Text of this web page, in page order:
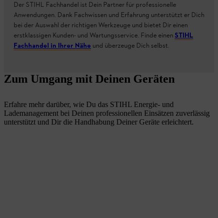
Der STIHL Fachhandel ist Dein Partner für professionelle
Anwendungen. Dank Fachwissen und Erfahrung unterstützt er Dich
bei der Auswahl der richtigen Werkzeuge und bietet Dir einen
erstklassigen Kunden- und Wartungsservice. Finde einen STIHL
Fachhandel in Ihrer Nähe und überzeuge Dich selbst.
Zum Umgang mit Deinen Geräten
Erfahre mehr darüber, wie Du das STIHL Energie- und
Lademanagement bei Deinen professionellen Einsätzen zuverlässig
unterstützt und Dir die Handhabung Deiner Geräte erleichtert.